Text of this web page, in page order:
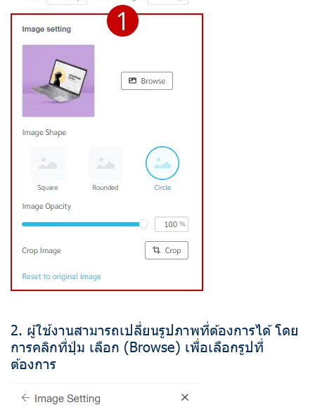
2. ผู้ใช้งานสามารถเปลี่ยนรูปภาพที่ต้องการได้ โดย
การคลิกที่ปุ่ม เลือก (Browse) เพื่อเลือกรูปที่
ต้องการ